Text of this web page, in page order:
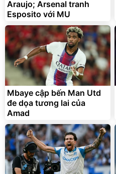
Araujo; Arsenal tranh
Esposito với MU
Mbaye cập bến Man Utd
đe dọa tương lai của
Amad